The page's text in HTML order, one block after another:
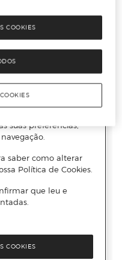
COOKIES